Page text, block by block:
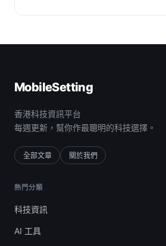
MobileSetting
香港科技資訊平台
每週更新，幫你作最聰明的科技選擇。
全部文章 關於我們
熱門分類
科技資訊
AI 工具